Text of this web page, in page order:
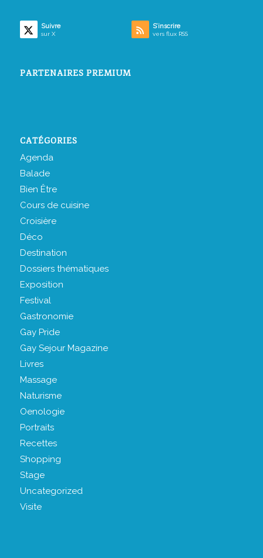
Suivre
sur X
S’inscrire
vers flux RSS
PARTENAIRES PREMIUM
CATÉGORIES
Agenda
Balade
Bien Être
Cours de cuisine
Croisière
Déco
Destination
Dossiers thématiques
Exposition
Festival
Gastronomie
Gay Pride
Gay Sejour Magazine
Livres
Massage
Naturisme
Oenologie
Portraits
Recettes
Shopping
Stage
Uncategorized
Visite